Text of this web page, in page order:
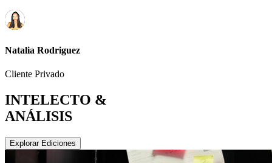
Natalia Rodriguez
Cliente Privado
INTELECTO &
ANÁLISIS
Explorar Ediciones